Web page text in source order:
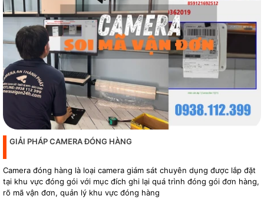
GIẢI PHÁP CAMERA ĐÓNG HÀNG
Camera đóng hàng là loại camera giám sát chuyên dụng được lắp đặt
tại khu vực đóng gói với mục đích ghi lại quá trình đóng gói đơn hàng,
rõ mã vận đơn, quản lý khu vực đóng hàng